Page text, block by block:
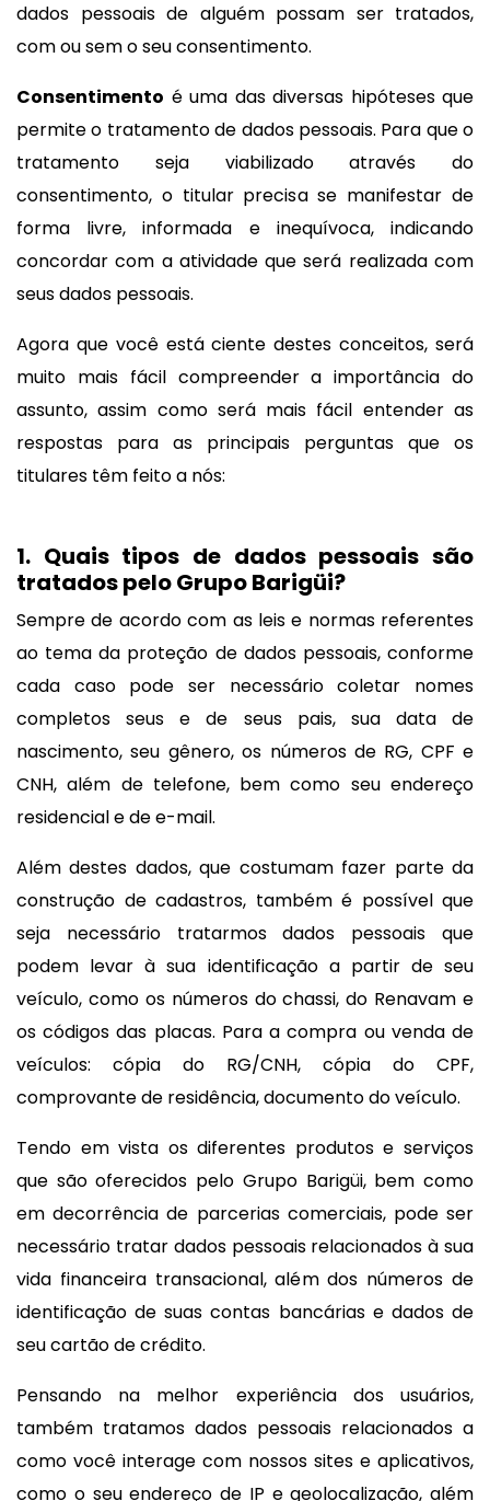
dados pessoais de alguém possam ser tratados,
com ou sem o seu consentimento.
Consentimento é uma das diversas hipóteses que
permite o tratamento de dados pessoais. Para que o
tratamento seja viabilizado através do
consentimento, o titular precisa se manifestar de
forma livre, informada e inequívoca, indicando
concordar com a atividade que será realizada com
seus dados pessoais.
Agora que você está ciente destes conceitos, será
muito mais fácil compreender a importância do
assunto, assim como será mais fácil entender as
respostas para as principais perguntas que os
titulares têm feito a nós:
1. Quais tipos de dados pessoais são
tratados pelo Grupo Barigüi?
Sempre de acordo com as leis e normas referentes
ao tema da proteção de dados pessoais, conforme
cada caso pode ser necessário coletar nomes
completos seus e de seus pais, sua data de
nascimento, seu gênero, os números de RG, CPF e
CNH, além de telefone, bem como seu endereço
residencial e de e-mail.
Além destes dados, que costumam fazer parte da
construção de cadastros, também é possível que
seja necessário tratarmos dados pessoais que
podem levar à sua identificação a partir de seu
veículo, como os números do chassi, do Renavam e
os códigos das placas. Para a compra ou venda de
veículos: cópia do RG/CNH, cópia do CPF,
comprovante de residência, documento do veículo.
Tendo em vista os diferentes produtos e serviços
que são oferecidos pelo Grupo Barigüi, bem como
em decorrência de parcerias comerciais, pode ser
necessário tratar dados pessoais relacionados à sua
vida financeira transacional, além dos números de
identificação de suas contas bancárias e dados de
seu cartão de crédito.
Pensando na melhor experiência dos usuários,
também tratamos dados pessoais relacionados a
como você interage com nossos sites e aplicativos,
como o seu endereço de IP e geolocalização, além